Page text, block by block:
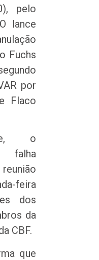
pelo
lance
Fuchs
por
Flaco
o
falha
feira
dos
da
CBF.
que